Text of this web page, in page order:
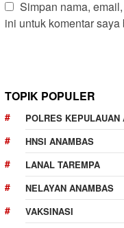
Simpan nama,
ini untuk komentar saya
TOPIK POPULER
POLRES KEPULAUAN
HNSI ANAMBAS
LANAL TAREMPA
NELAYAN ANAMBAS
VAKSINASI